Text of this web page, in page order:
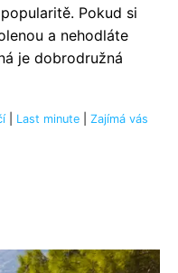
Pokud si
a nehodláte
je dobrodružná
Last minute Zajímá vás